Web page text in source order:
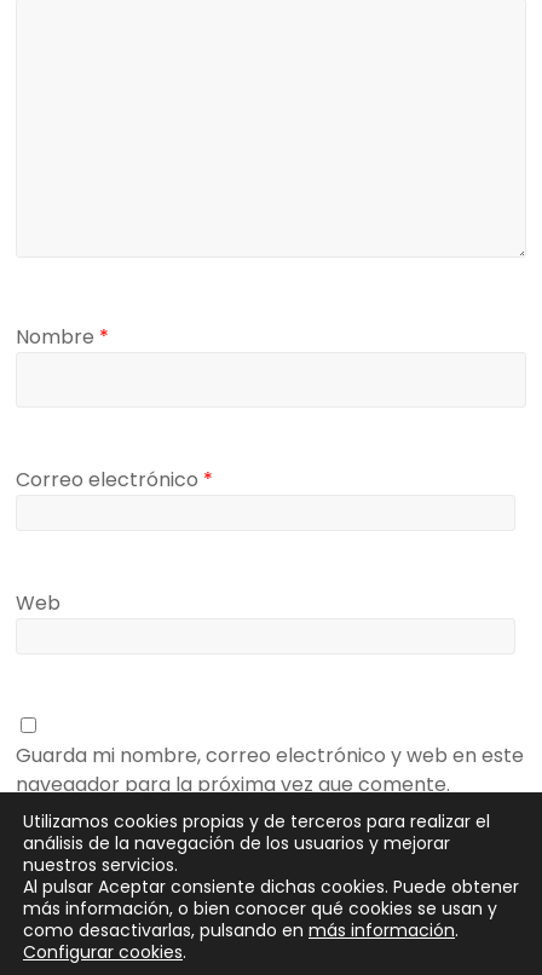
Nombre *
Correo electrónico *
Web
Guarda mi nombre, correo electrónico y web en este
navegador para la próxima vez que comente.
Utilizamos cookies propias y de terceros para realizar el
análisis de la navegación de los usuarios y mejorar
nuestros servicios.
Al pulsar Aceptar consiente dichas cookies. Puede obtener
más información, o bien conocer qué cookies se usan y
como desactivarlas, pulsando en más información.
Configurar cookies.